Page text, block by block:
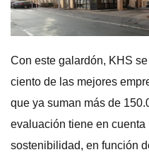
Con este galardón, KHS
ciento de las mejores
que ya suman más de
evaluación tiene en cuenta
sostenibilidad, en función